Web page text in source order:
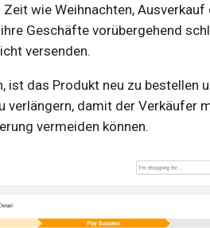
wie Weihnachten,
Geschäfte vorübergehend
versenden.
ist das Produkt neu zu bestellen
verlängern, damit der Verkäufer
vermeiden können.